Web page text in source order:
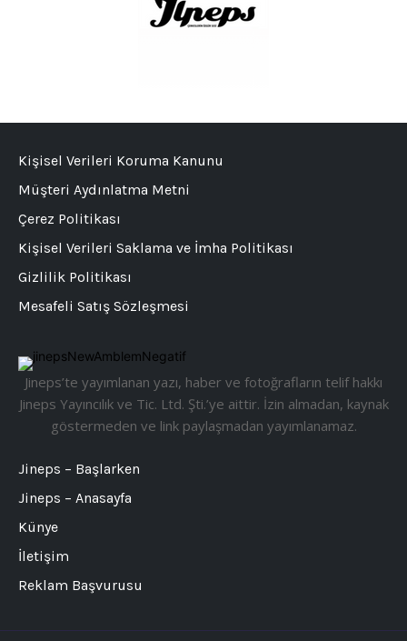
Jineps’te yayımlanan yazı, haber ve fotoğrafların telif hakkı
Jineps Yayıncılık ve Tic. Ltd. Şti.’ye aittir. İzin almadan, kaynak
göstermeden ve link paylaşmadan yayımlanamaz.
Jineps – Başlarken
Jineps – Anasayfa
Künye
İletişim
Reklam Başvurusu
Kişisel Verileri Koruma Kanunu
Müşteri Aydınlatma Metni
Çerez Politikası
Kişisel Verileri Saklama ve İmha Politikası
Gizlilik Politikası
Mesafeli Satış Sözleşmesi